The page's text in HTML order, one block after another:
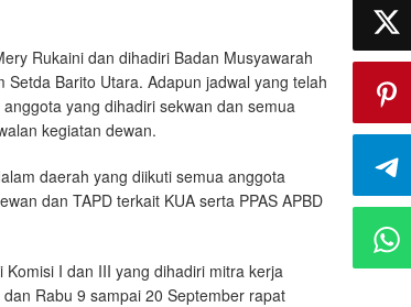
Rukaini dan dihadiri Badan Musyawarah
Barito Utara. Adapun jadwal yang telah
yang dihadiri sekwan dan semua
kegiatan dewan.
daerah yang diikuti semua anggota
dan TAPD terkait KUA serta PPAS APBD
I dan III yang dihadiri mitra kerja
Rabu 9 sampai 20 September rapat